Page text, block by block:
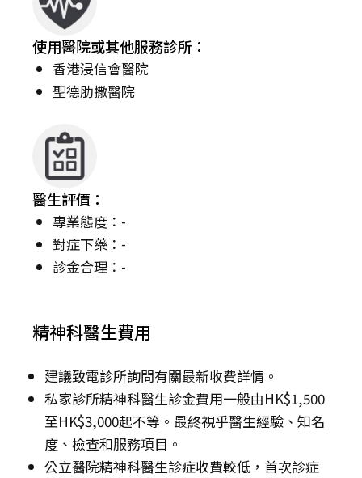
使用醫院或其他服務診所：
香港浸信會醫院
聖德肋撒醫院
醫生評價：
專業態度：-
對症下藥：-
診金合理：-
精神科醫生費用
建議致電診所詢問有關最新收費詳情。
私家診所精神科醫生診金費用一般由HK$1,500
至HK$3,000起不等。最終視乎醫生經驗、知名
度、檢查和服務項目。
公立醫院精神科醫生診症收費較低，首次診症